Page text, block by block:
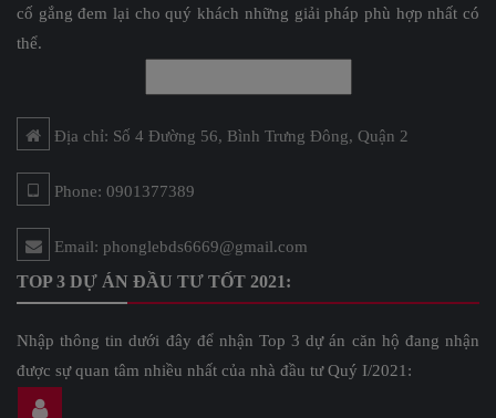
cố gắng đem lại cho quý khách những giải pháp phù hợp nhất có
thể.
Địa chỉ: Số 4 Đường 56, Bình Trưng Đông, Quận 2
Phone: 0901377389
Email: phonglebds6669@gmail.com
TOP 3 DỰ ÁN ĐẦU TƯ TỐT 2021:
Nhập thông tin dưới đây để nhận Top 3 dự án căn hộ đang nhận
được sự quan tâm nhiều nhất của nhà đầu tư Quý I/2021: